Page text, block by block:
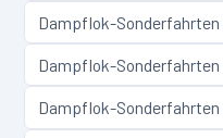
Dampflok-Sonderfahrten
Dampflok-Sonderfahrten
Dampflok-Sonderfahrten